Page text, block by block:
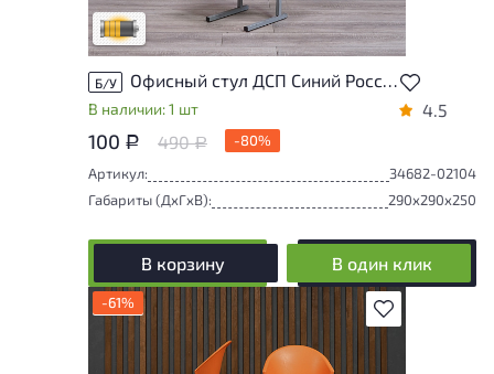
Удовлетворительный износ
Б/У Офисный стул ДСП Синий Россия
В наличии: 1 шт 4.5
100 Р 490Р
-80%
Артикул:
34682-02104
Габариты (ДxГxВ):
290x290x250
В корзину В один клик
В избранное
-61%